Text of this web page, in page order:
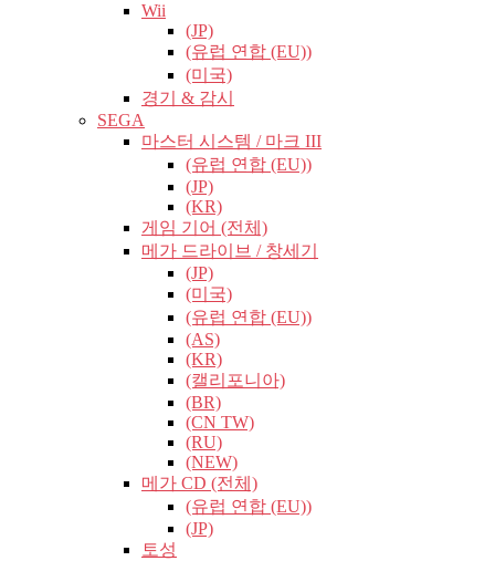
Wii
(JP)
(유럽​​ 연합 (EU))
(미국)
경기 & 감시
SEGA
마스터 시스템 / 마크 III
(유럽​​ 연합 (EU))
(JP)
(KR)
게임 기어 (전체)
메가 드라이브 / 창세기
(JP)
(미국)
(유럽​​ 연합 (EU))
(AS)
(KR)
(캘리포니아)
(BR)
(CN TW)
(RU)
(NEW)
메가 CD (전체)
(유럽​​ 연합 (EU))
(JP)
토성